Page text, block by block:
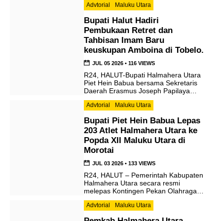
Advtorial Maluku Utara
Bupati Halut Hadiri
Pembukaan Retret dan
Tahbisan Imam Baru
keuskupan Amboina di Tobelo.
JUL 05 2026 • 116 VIEWS
R24, HALUT-Bupati Halmahera Utara
Piet Hein Babua bersama Sekretaris
Daerah Erasmus Joseph Papilaya
menghadiri pembukaan Retret
Tahunan para Imam keuskupan
baru keuskupan Amboina Tahun 2026.
Bertempat di Gedung Poligrand Desa
Gura Kecamatan Tobelo, Kabupaten
Halmahera Utara Minggu (5 /0726).
Tema dari acara penting ini adalah
“Membangun Persaudaraan, Iman dan
Advtorial Maluku Utara
Bupati Piet Hein Babua Lepas
203 Atlet Halmahera Utara ke
Popda XII Maluku Utara di
Morotai
JUL 03 2026 • 133 VIEWS
R24, HALUT – Pemerintah Kabupaten
Halmahera Utara secara resmi
melepas Kontingen Pekan Olahraga
Pelajar Daerah (Popda) XII Tahun
2026 yang akan berlaga di Kabupaten
Advtorial Maluku Utara